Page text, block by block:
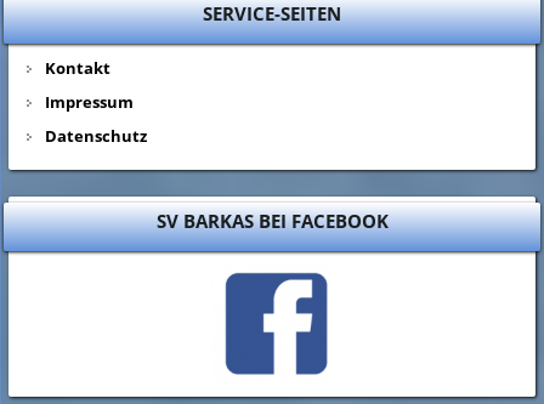
SERVICE-SEITEN
Kontakt
Impressum
Datenschutz
SV BARKAS BEI FACEBOOK